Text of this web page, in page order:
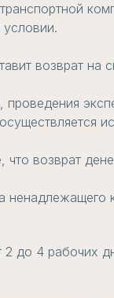
условии.
возврат
проведения
возврат
ненадлежащего
2 до 4 рабочих